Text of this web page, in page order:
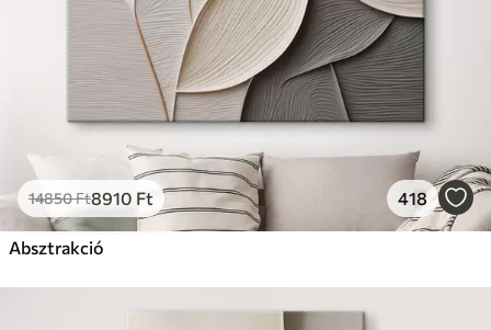
14850Ft8910 Ft 418
Absztrakció